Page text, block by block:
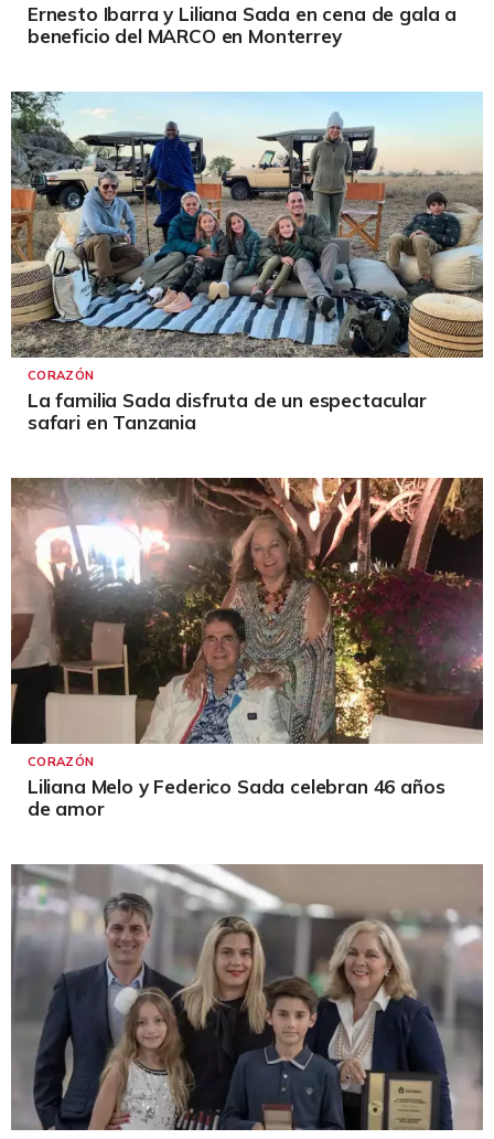
Ernesto Ibarra y Liliana Sada en cena de gala a
beneficio del MARCO en Monterrey
CORAZÓN
La familia Sada disfruta de un espectacular
safari en Tanzania
CORAZÓN
Liliana Melo y Federico Sada celebran 46 años
de amor